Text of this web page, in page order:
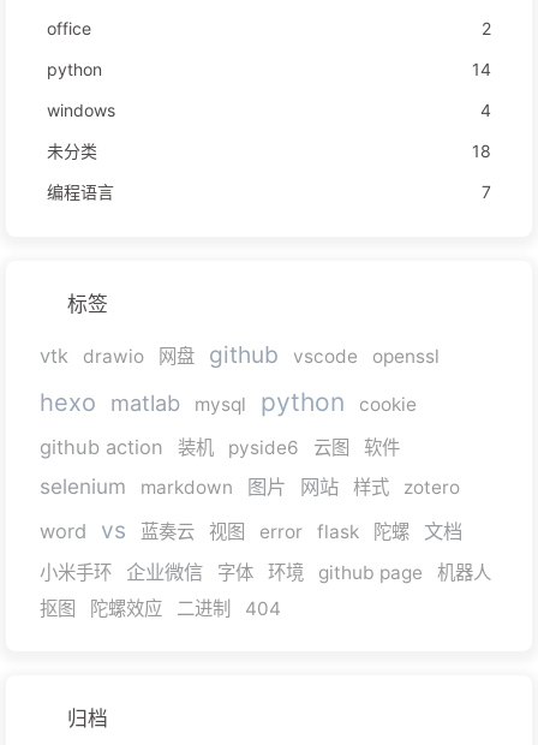
office
2
python
14
windows
4
未分类
18
编程语言
7
标签
vtk drawio 网盘 github vscode openssl
hexo matlab mysql python cookie
github action 装机 pyside6 云图 软件
selenium markdown 图片 网站 样式 zotero
word vs 蓝奏云 视图 error flask 陀螺 文档
小米手环 企业微信 字体 环境 github page
机器人
抠图
陀螺效应 二进制 404
归档